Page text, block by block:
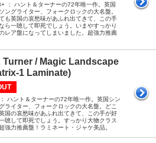
： ハント＆ターナーの72年唯一作。英国
ングライター、フォークロックの大名盤。
も英国の哀愁味があふれ出てきて、この手
ら一聴して即死でしょう。いまやすっかり
レア盤になってしまいました。超強力推薦
Turner / Magic Landscape
1 Laminate)
ハント＆ターナーの72年唯一作。英国シン
ライター、フォークロックの大名盤。どこ
国の哀愁味があふれ出てきて、この手が好
聴して即死でしょう。すっかり大物クラス
強力推薦盤！ラミネート・ジャケ美品。